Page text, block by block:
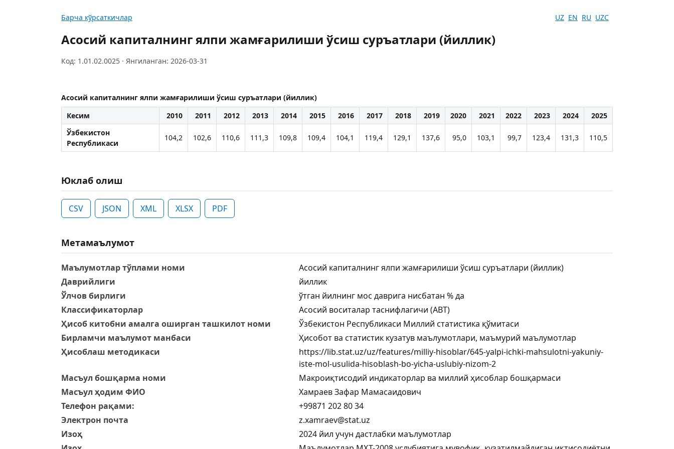
Барча кўрсаткичлар UZ EN RU UZC
Асосий капиталнинг ялпи жамғарилиши ўсиш суръатлари (йиллик)
Код: 1.01.02.0025 · Янгиланган: 2026-03-31
Асосий капиталнинг ялпи жамғарилиши ўсиш суръатлари (йиллик)
Кесим
2010 2011 2012 2013 2014 2015 2016 2017 2018 2019 2020 2021 2022 2023 2024
2025
Ўзбекистон
Республикаси
104,2 102,6 110,6 111,3 109,8 109,4 104,1 119,4 129,1 137,6 95,0 103,1 99,7 123,4 131,3 110,5
Юклаб олиш
CSV JSON XML XLSX PDF
Метамаълумот
Маълумотлар тўплами номи
Асосий капиталнинг ялпи жамғарилиши ўсиш суръатлари (йиллик)
Даврийлиги
йиллик
Ўлчов бирлиги
ўтган йилнинг мос даврига нисбатан % да
Классификаторлар
Асосий воситалар таснифлагичи (АВТ)
Ҳисоб китобни амалга оширган ташкилот номи
Ўзбекистон Республикаси Миллий статистика қўмитаси
Бирламчи маълумот манбаси
Ҳисобот ва статистик кузатув маълумотлари, маъмурий маълумотлар
Ҳисоблаш методикаси
https://lib.stat.uz/uz/features/milliy-hisoblar/645-yalpi-ichki-mahsulotni-yakuniy-
iste-mol-usulida-hisoblash-bo-yicha-uslubiy-nizom-2
Масъул бошқарма номи
Макроиқтисодий индикаторлар ва миллий ҳисоблар бошқармаси
Масъул ҳодим ФИО
Хамраев Зафар Мамасаидович
Телефон рақами:
+99871 202 80 34
Электрон почта
z.xamraev@stat.uz
Изоҳ
2024 йил учун дастлабки маълумотлар